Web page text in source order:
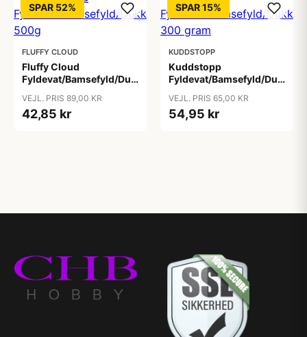
SPAR 52%
FLUFFY CLOUD
Fluffy Cloud
Fyldevat/Bamsefyld/Dukkefyld/Pudefyld/Vat
VEJL. PRIS 89,00 KR
42,85 kr
SPAR 15%
KUDDSTOPP
Kuddstopp
Fyldevat/Bamsefyld/
VEJL. PRIS 65,00 KR
54,95 kr